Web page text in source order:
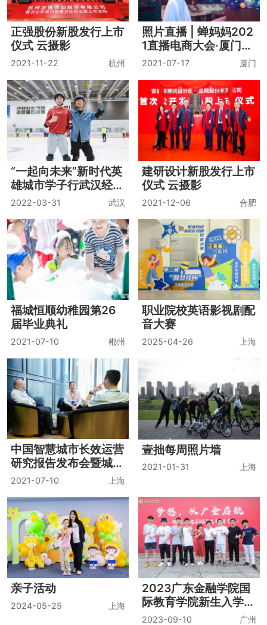
正强股份新股发行上市
仪式 云摄影
2021-11-22 杭州
照片直播 | 蝉妈妈202
1直播电商大会·厦门站
—从1-100的直播生财
2021-07-17 厦门
“一起向未来”新时代英
雄城市学子行武汉经开
区首站“车谷行”活动
2022-03-31 武汉
建研设计新股发行上市
仪式 云摄影
2021-12-06 合肥
福城恒顺幼稚园第26
届毕业典礼
2021-07-10 郴州
职业院校英语影视剧配
音大赛
2025-04-26 上海
中国智慧城市长效运营
研究报告发布会暨城市
数字化转型研讨会
2021-07-10 上海
壹拙每周照片墙
2021-01-31 上海
亲子活动
2024-05-25 上海
2023广东金融学院国
际教育学院新生入学报
到
2023-09-10 广州